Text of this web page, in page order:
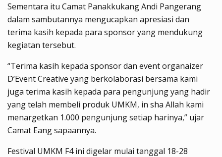
Sementara itu Camat Panakkukang Andi Pangerang
dalam sambutannya mengucapkan apresiasi dan
terima kasih kepada para sponsor yang mendukung
kegiatan tersebut.
“Terima kasih kepada sponsor dan event organaizer
D’Event Creative yang berkolaborasi bersama kami
juga terima kasih kepada para pengunjung yang hadir
yang telah membeli produk UMKM, in sha Allah kami
menargetkan 1.000 pengunjung setiap harinya,” ujar
Camat Eang sapaannya.
Festival UMKM F4 ini digelar mulai tanggal 18-28